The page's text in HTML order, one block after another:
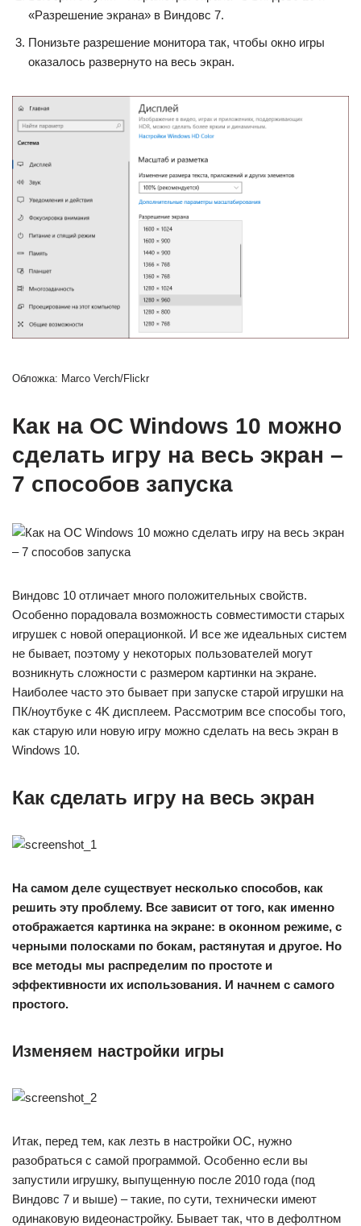
«Разрешение экрана» в Виндовс 7.
Понизьте разрешение монитора так, чтобы окно игры
оказалось развернуто на весь экран.
Обложка: Marco Verch/Flickr
Как на ОС Windows 10 можно
сделать игру на весь экран –
7 способов запуска
Виндовс 10 отличает много положительных свойств.
Особенно порадовала возможность совместимости старых
игрушек с новой операционкой. И все же идеальных систем
не бывает, поэтому у некоторых пользователей могут
возникнуть сложности с размером картинки на экране.
Наиболее часто это бывает при запуске старой игрушки на
ПК/ноутбуке с 4K дисплеем. Рассмотрим все способы того,
как старую или новую игру можно сделать на весь экран в
Windows 10.
Как сделать игру на весь экран
На самом деле существует несколько способов, как
решить эту проблему. Все зависит от того, как именно
отображается картинка на экране: в оконном режиме, с
черными полосками по бокам, растянутая и другое. Но
все методы мы распределим по простоте и
эффективности их использования. И начнем с самого
простого.
Изменяем настройки игры
Итак, перед тем, как лезть в настройки ОС, нужно
разобраться с самой программой. Особенно если вы
запустили игрушку, выпущенную после 2010 года (под
Виндовс 7 и выше) – такие, по сути, технически имеют
одинаковую видеонастройку. Бывает так, что в дефолтном